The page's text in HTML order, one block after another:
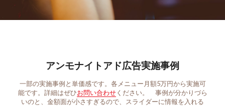
アンモナイトアド広告実施事例
一部の実施事例と単価感です。各メニュー月額5万円から実施可
能です。詳細はぜひお問い合わせください。　事例が分かりづら
いのと、金額面が小さすぎるので、スライダーに情報を入れる